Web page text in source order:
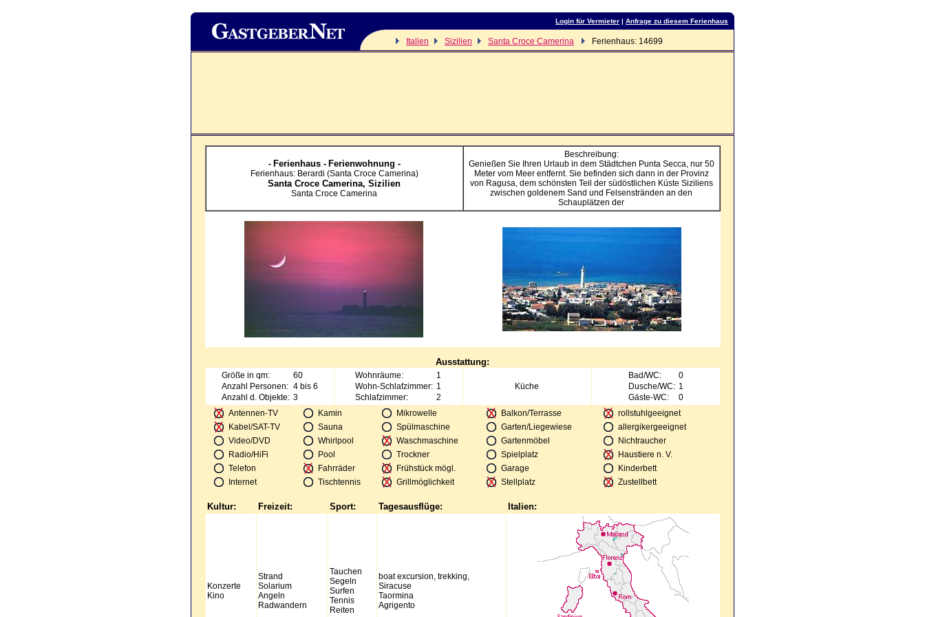
Login für Vermieter | Anfrage zu diesem Ferienhaus
Italien Sizilien Santa Croce Camerina Ferienhaus: 14699
- Ferienhaus - Ferienwohnung -
Ferienhaus: Berardi (Santa Croce Camerina)
Santa Croce Camerina, Sizilien
Santa Croce Camerina
Beschreibung:
Genießen Sie Ihren Urlaub in dem Städtchen Punta Secca, nur 50
Meter vom Meer entfernt. Sie befinden sich dann in der Provinz
von Ragusa, dem schönsten Teil der südöstlichen Küste Siziliens
zwischen goldenem Sand und Felsenstränden an den
Schauplätzen der
Ausstattung:
Größe in qm:
60
Anzahl Personen: 4 bis 6
Anzahl d. Objekte: 3
Wohnräume:
1
Wohn-Schlafzimmer: 1
Schlafzimmer:
2
Küche
Bad/WC:
0
Dusche/WC: 1
Gäste-WC:
0
Antennen-TV
Kamin Mikrowelle Balkon/Terrasse
rollstuhlgeeignet
Kabel/SAT-TV
Sauna Spülmaschine Garten/Liegewiese
allergikergeeignet
Video/DVD
Whirlpool Waschmaschine Gartenmöbel
Nichtraucher
Radio/HiFi
Pool Trockner Spielplatz
Haustiere n. V.
Telefon
Fahrräder Frühstück mögl. Garage
Kinderbett
Internet
Tischtennis Grillmöglichkeit Stellplatz Zustellbett
Kultur: Freizeit: Sport: Tagesausflüge: Italien:
Konzerte
Kino
Strand
Solarium
Angeln
Radwandern
Tauchen
Segeln
Surfen
Tennis
Reiten
boat excursion, trekking,
Siracuse
Taormina
Agrigento